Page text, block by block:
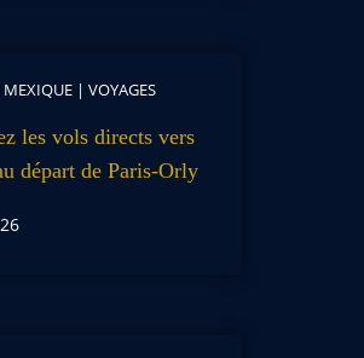
MEXIQUE| VOYAGES
les vols directs vers
départ de Paris-Orly